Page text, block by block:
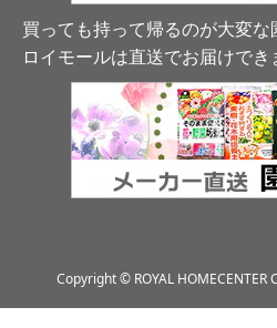
買っても持って帰るのが大変な
ロイモールは直送でお届けでき
Copyright © ROYAL HOMECENTER